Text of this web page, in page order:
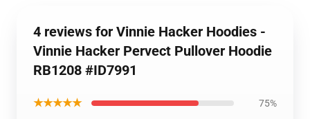
4 reviews for Vinnie Hacker Hoodies -
Vinnie Hacker Pervect Pullover Hoodie
RB1208 #ID7991
★★★★★ 75%